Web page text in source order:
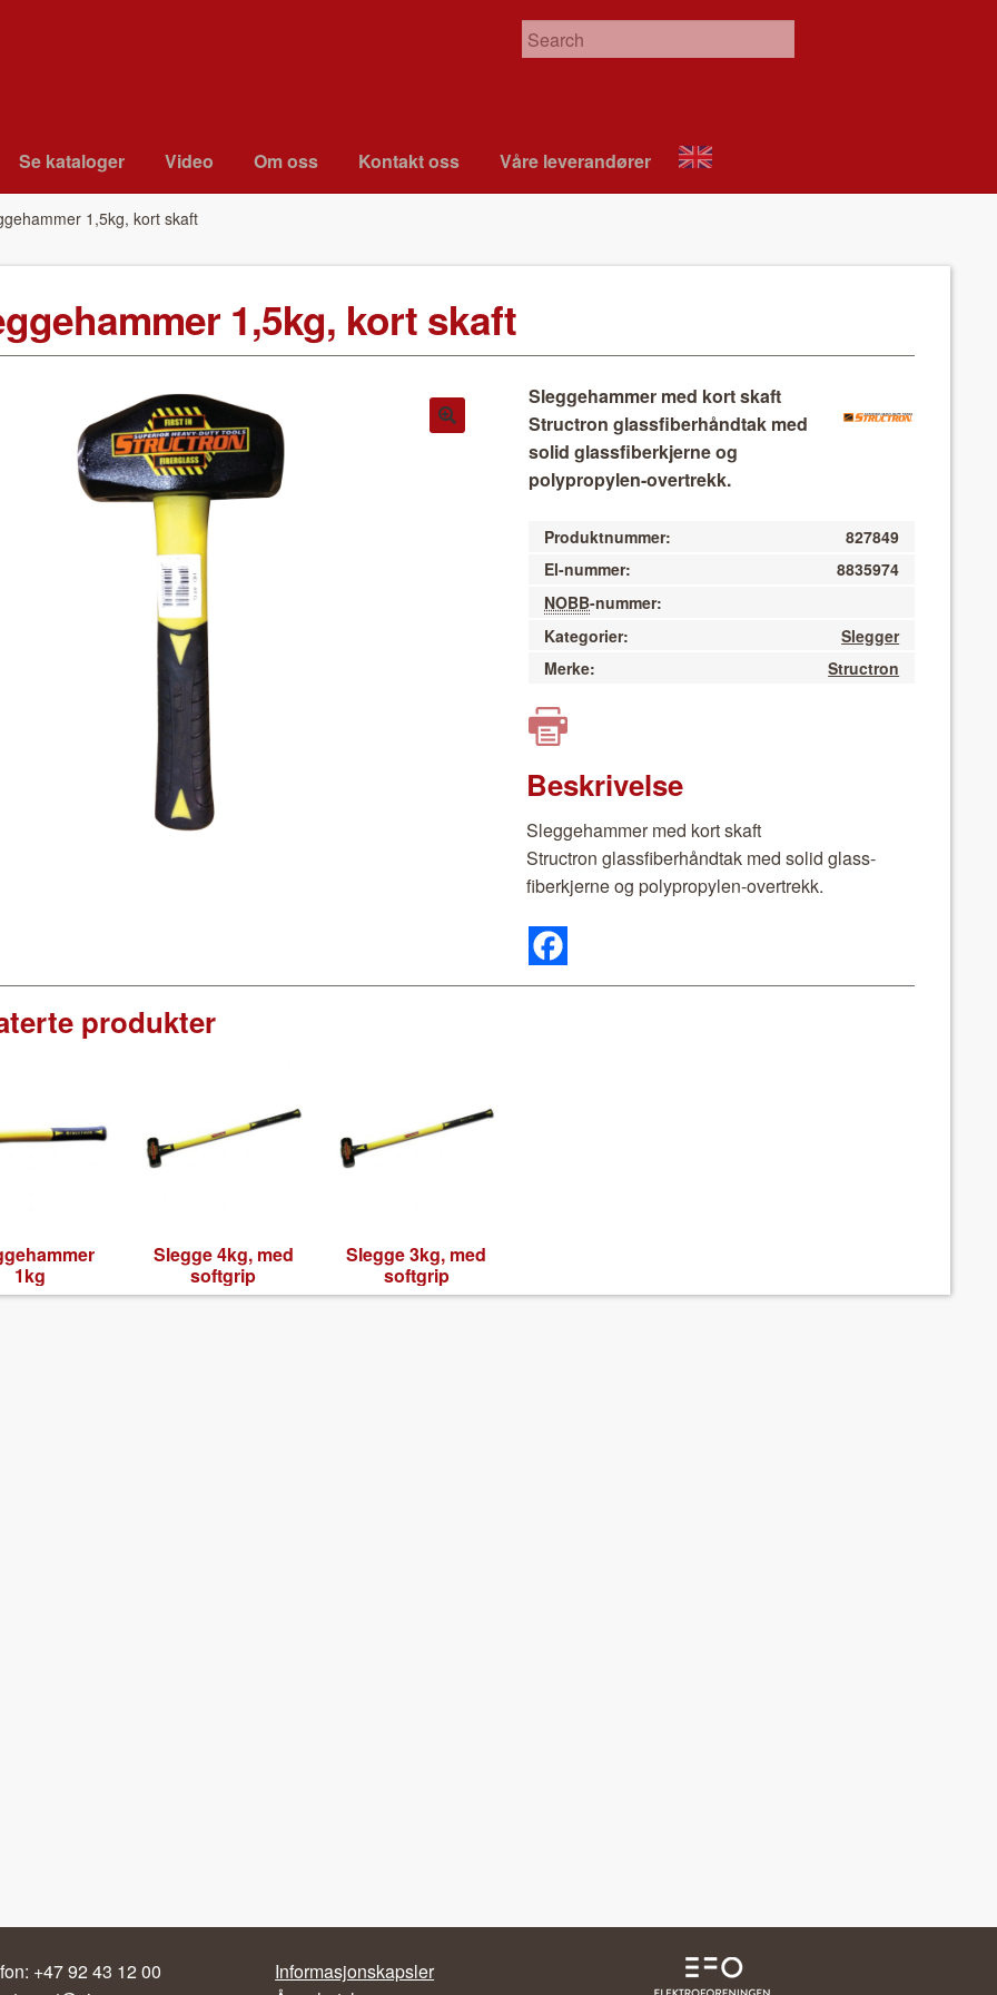
Se kat­a­loger Video Om oss Kon­takt oss Våre leverandør­er
About
VIX
1,5kg, kort skaft
1,5kg, kort skaft
Sleggehammer med kort skaft
Structron glassfiberhåndtak med
solid glassfiberkjerne og
polypropylen-overtrekk.
Produktnummer:
827849
El-nummer:
8835974
NOBB-nummer:
Kategorier:
Slegger
Merke:
Structron
Beskrivelse
Slegge­ham­mer med kort skaft
Struc­tron glass­fiber­hånd­tak med sol­id glass­
fiberk­jerne og polypropy­len-overtrekk.
produkter
1kg
Slegge 4kg, med
soft­grip
Slegge 3kg, med
soft­grip
+47 92 43 12 00
Informasjonskapsler